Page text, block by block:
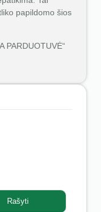
papildomo šios
PARDUOTUVĖ“
Rašyti